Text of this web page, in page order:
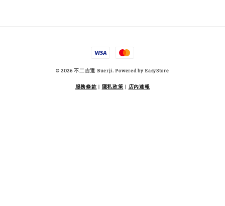
© 2026 不二吉選 Buerji. Powered byEasyStore
服務條款 | 隱私政策 | 店內速報